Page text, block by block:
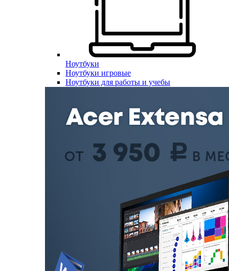
Ноутбуки
Ноутбуки игровые
Ноутбуки для работы и учебы